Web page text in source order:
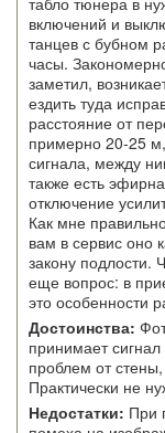
включений и
танцев с бубном
часы.
заметил,
ездить туда
расстояние от
примерно 20-25
сигнала, между
также есть
отключение
Как мне
вам в сервис оно
закону подлости.
еще вопрос: в
это особенности
Достоинства:
принимает
проблем от
Практически не
Недостатки: При